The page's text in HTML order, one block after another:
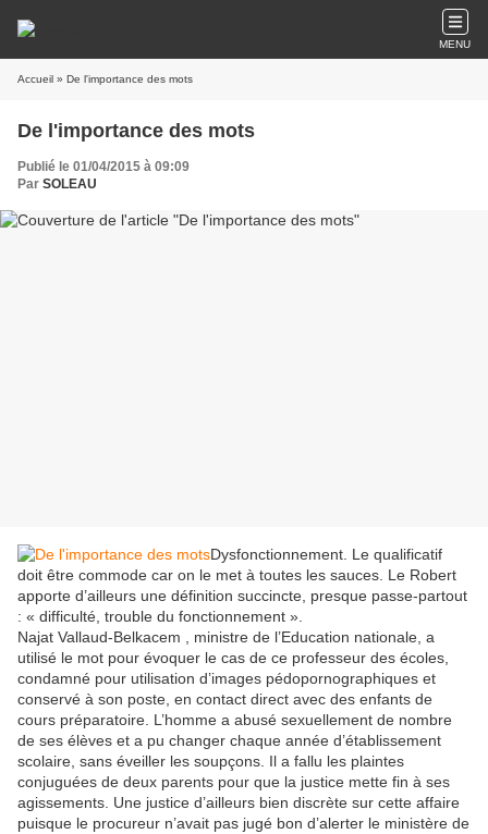
MENU
Accueil » De l'importance des mots
De l'importance des mots
Publié le 01/04/2015 à 09:09
Par SOLEAU
Dysfonctionnement. Le qualificatif
doit être commode car on le met à toutes les sauces. Le Robert
apporte d’ailleurs une définition succincte, presque passe-partout
: « difficulté, trouble du fonctionnement ».
Najat Vallaud-Belkacem , ministre de l’Education nationale, a
utilisé le mot pour évoquer le cas de ce professeur des écoles,
condamné pour utilisation d’images pédopornographiques et
conservé à son poste, en contact direct avec des enfants de
cours préparatoire. L’homme a abusé sexuellement de nombre
de ses élèves et a pu changer chaque année d’établissement
scolaire, sans éveiller les soupçons. Il a fallu les plaintes
conjuguées de deux parents pour que la justice mette fin à ses
agissements. Une justice d’ailleurs bien discrète sur cette affaire
puisque le procureur n’avait pas jugé bon d’alerter le ministère de